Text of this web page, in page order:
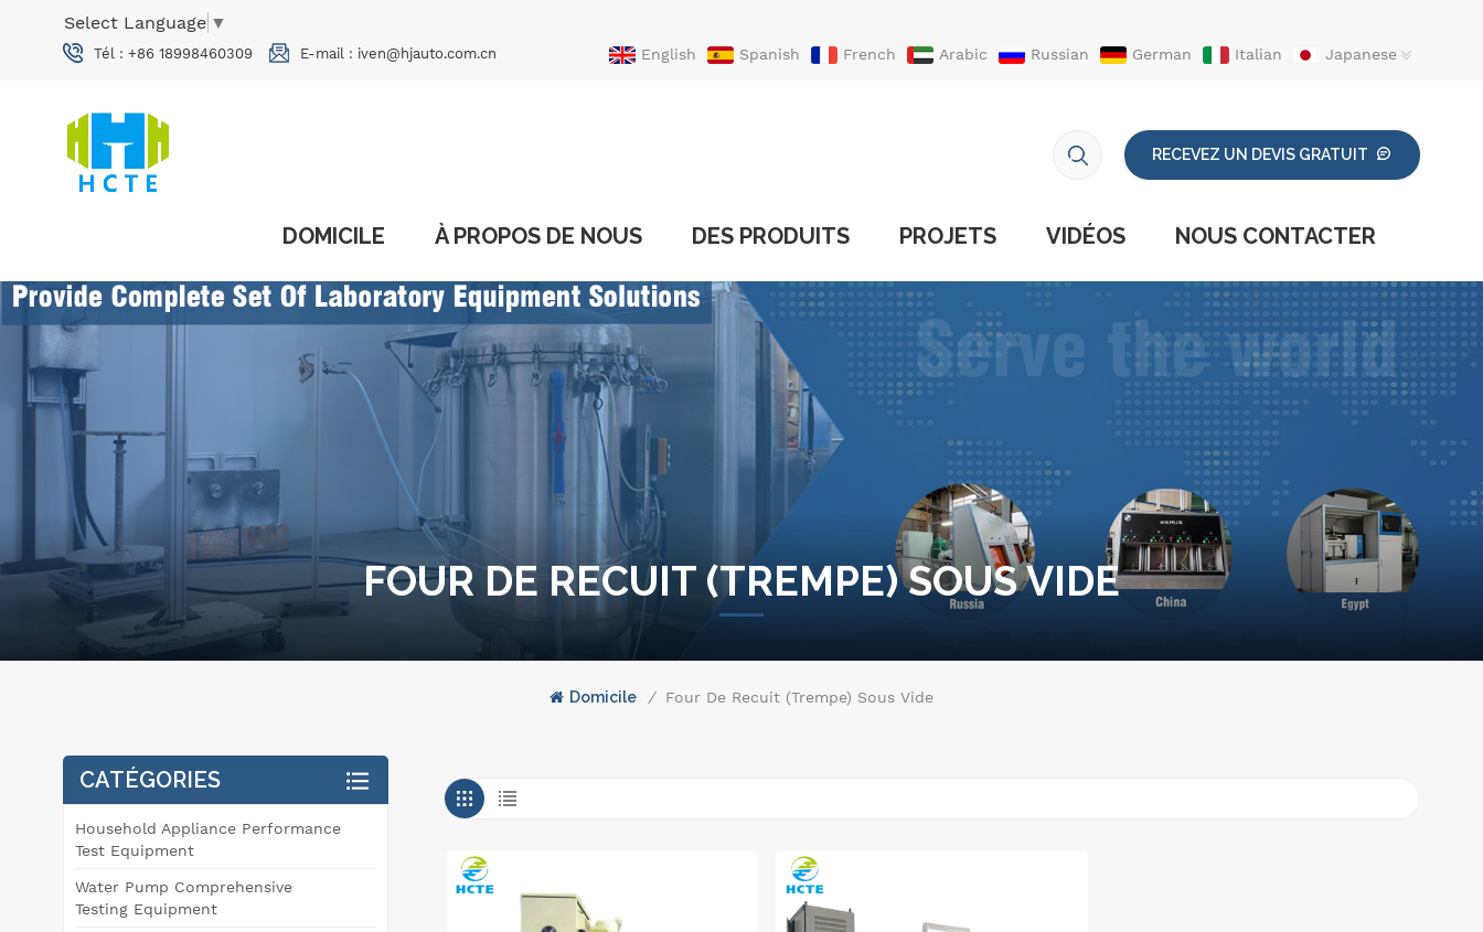
Select Language ▼
Tél : +86 18998460309 E-mail : iven@hjauto.com.cn English Spanish French Arabic Russian German Italian
Japanese
RECEVEZ UN DEVIS GRATUIT
DOMICILE À PROPOS DE NOUS DES PRODUITS PROJETS VIDÉOS NOUS CONTACTER
FOUR DE RECUIT (TREMPE) SOUS VIDE
Domicile / Four De Recuit (trempe) Sous Vide
CATÉGORIES
Household Appliance Performance
Test Equipment
Water Pump Comprehensive
Testing Equipment